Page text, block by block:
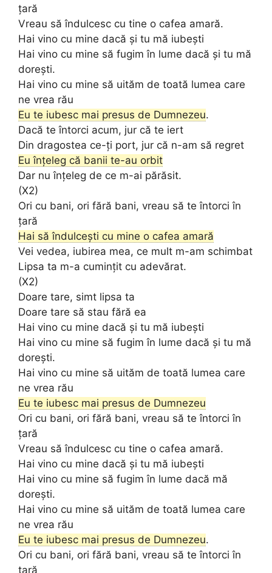
țară
Vreau să îndulcesc cu tine o cafea amară.
Hai vino cu mine dacă și tu mă iubești
Hai vino cu mine să fugim în lume dacă și tu mă
dorești.
Hai vino cu mine să uităm de toată lumea care
ne vrea rău
Eu te iubesc mai presus de Dumnezeu.
Dacă te întorci acum, jur că te iert
Din dragostea ce-ți port, jur că n-am să regret
Eu înțeleg că banii te-au orbit
Dar nu înțeleg de ce m-ai părăsit.
(X2)
Ori cu bani, ori fără bani, vreau să te întorci în
țară
Hai să îndulcești cu mine o cafea amară
Vei vedea, iubirea mea, ce mult m-am schimbat
Lipsa ta m-a cumințit cu adevărat.
(X2)
Doare tare, simt lipsa ta
Doare tare să stau fără ea
Hai vino cu mine dacă și tu mă iubești
Hai vino cu mine să fugim în lume dacă și tu mă
dorești.
Hai vino cu mine să uităm de toată lumea care
ne vrea rău
Eu te iubesc mai presus de Dumnezeu
Ori cu bani, ori fără bani, vreau să te întorci în
țară
Vreau să îndulcesc cu tine o cafea amară.
Hai vino cu mine dacă și tu mă iubești
Hai vino cu mine să fugim în lume dacă mă
dorești.
Hai vino cu mine să uităm de toată lumea care
ne vrea rău
Eu te iubesc mai presus de Dumnezeu.
Ori cu bani, ori fără bani, vreau să te întorci în
țară